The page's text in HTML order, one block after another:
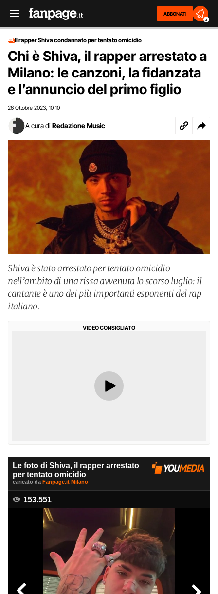
ABBONATI
2
Il rapper Shiva condannato per tentato omicidio
Chi è Shiva, il rapper arrestato a
Milano: le canzoni, la fidanzata
e l’annuncio del primo figlio
26 Ottobre 2023 10:10
A cura di Redazione Music
Shiva è stato arrestato per tentato omicidio
nell’ambito di una rissa avvenuta lo scorso luglio: il
cantante è uno dei più importanti esponenti del rap
italiano.
VIDEO CONSIGLIATO